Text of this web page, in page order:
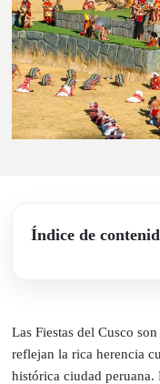
Índice de
Las Fiestas del Cusco
reflejan la rica herencia
histórica ciudad